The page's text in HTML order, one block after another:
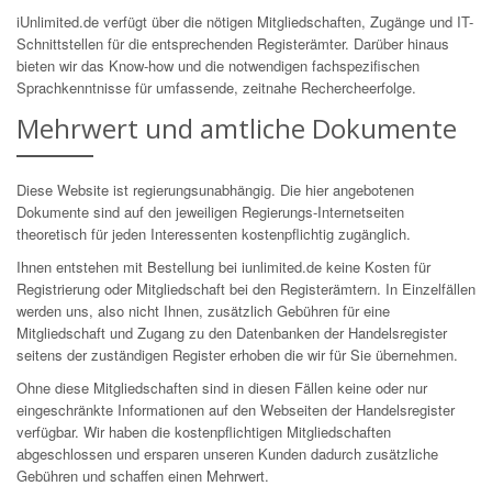
iUnlimited.de verfügt über die nötigen Mitgliedschaften, Zugänge und IT-
Schnittstellen für die entsprechenden Registerämter. Darüber hinaus
bieten wir das Know-how und die notwendigen fachspezifischen
Sprachkenntnisse für umfassende, zeitnahe Rechercheerfolge.
Mehrwert und amtliche Dokumente
Diese Website ist regierungsunabhängig. Die hier angebotenen
Dokumente sind auf den jeweiligen Regierungs-Internetseiten
theoretisch für jeden Interessenten kostenpflichtig zugänglich.
Ihnen entstehen mit Bestellung bei iunlimited.de keine Kosten für
Registrierung oder Mitgliedschaft bei den Registerämtern. In Einzelfällen
werden uns, also nicht Ihnen, zusätzlich Gebühren für eine
Mitgliedschaft und Zugang zu den Datenbanken der Handelsregister
seitens der zuständigen Register erhoben die wir für Sie übernehmen.
Ohne diese Mitgliedschaften sind in diesen Fällen keine oder nur
eingeschränkte Informationen auf den Webseiten der Handelsregister
verfügbar. Wir haben die kostenpflichtigen Mitgliedschaften
abgeschlossen und ersparen unseren Kunden dadurch zusätzliche
Gebühren und schaffen einen Mehrwert.